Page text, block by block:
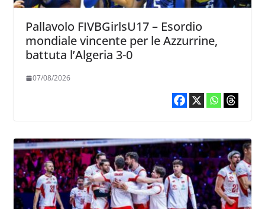
Pallavolo FIVBGirlsU17 – Esordio
mondiale vincente per le Azzurrine,
battuta l’Algeria 3-0
07/08/2026